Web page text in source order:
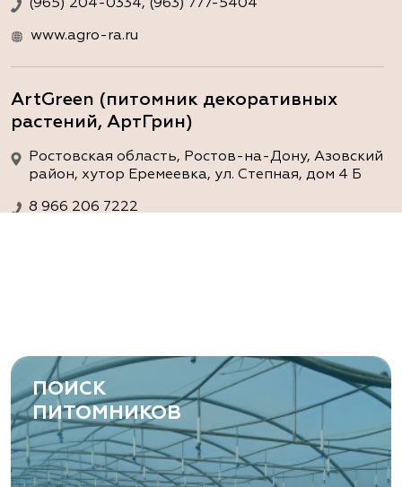
(965) 204-0334, (963) 777-5404
www.agro-ra.ru
ArtGreen (питомник декоративных
растений, АртГрин)
Ростовская область, Ростов-на-Дону, Азовский
район, хутор Еремеевка, ул. Степная, дом 4 Б
8 966 206 7222
Ростовская область, Ростов-на-Дону,
Левобережная ул, дом № 37
8 966 206 7222
www.art-green.ru
ПОИСК
ПИТОМНИКОВ